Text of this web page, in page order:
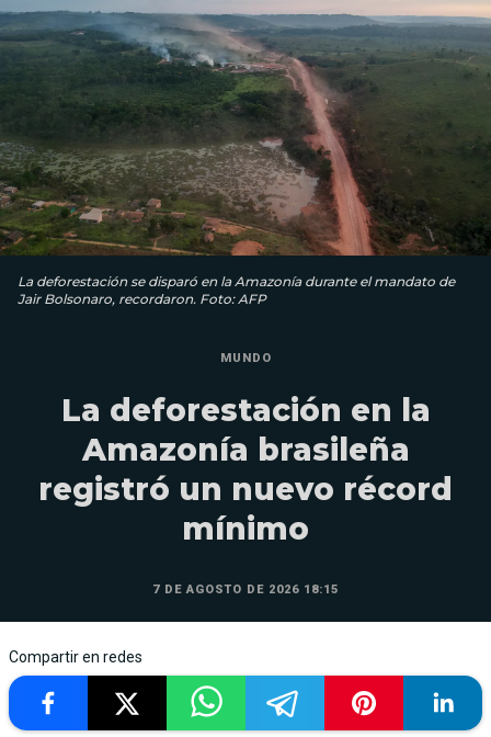
La deforestación se disparó en la Amazonía durante el mandato de
Jair Bolsonaro, recordaron. Foto: AFP
MUNDO
La deforestación en la
Amazonía brasileña
registró un nuevo récord
mínimo
7 DE AGOSTO DE 2026 18:15
Compartir en redes